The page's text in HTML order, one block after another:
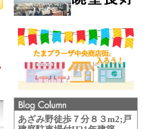
あざみ野徒歩７分８３m2;戸